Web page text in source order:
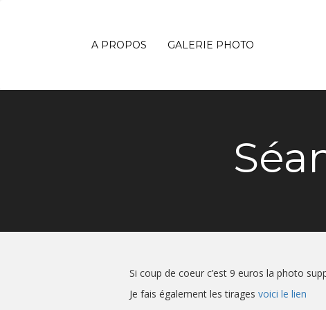
A PROPOS GALERIE PHOTO
Si coup de coeur c’est 9 euros la photo
Je fais également les tirages voici le lien